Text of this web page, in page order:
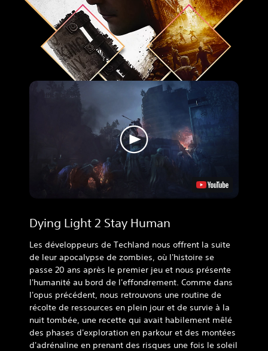
Dying Light 2 Stay Human
Les développeurs de Techland nous offrent la suite
de leur apocalypse de zombies, où l'histoire se
passe 20 ans après le premier jeu et nous présente
l'humanité au bord de l'effondrement. Comme dans
l'opus précédent, nous retrouvons une routine de
récolte de ressources en plein jour et de survie à la
nuit tombée, une recette qui avait habilement mêlé
des phases d'exploration en parkour et des montées
d'adrénaline en prenant des risques une fois le soleil